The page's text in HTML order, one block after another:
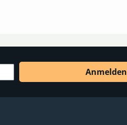
Anmelden